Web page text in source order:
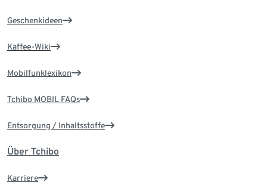
Geschenkideen
Kaffee-Wiki
Mobilfunklexikon
Tchibo MOBIL FAQs
Entsorgung / Inhaltsstoffe
Über Tchibo
Karriere